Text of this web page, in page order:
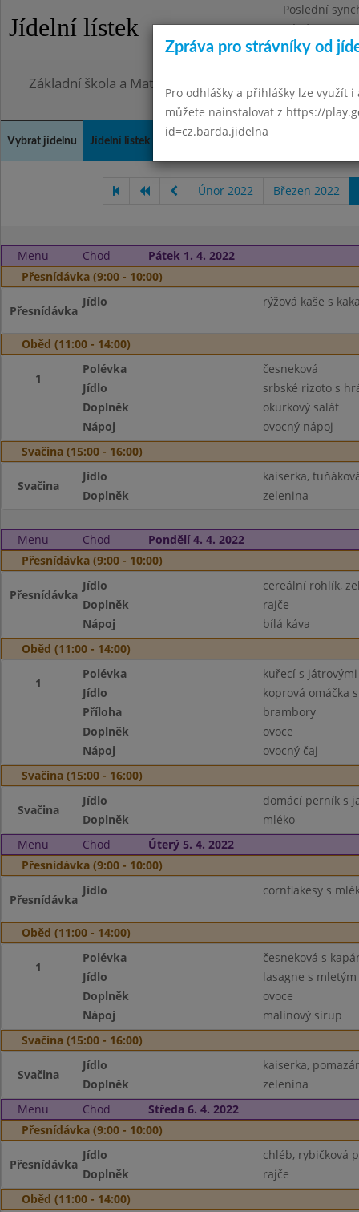
Jídelní lístek
Poslední
Pátek
Omezení
Základní škola a Mateřská škola Město Libavá,
Vybrat jídelnu Jídelní lístek Kontakty a informace
Únor 2022 Březen 2022
Menu Chod
Pátek 1. 4. 2022
Přesnídávka (9:00 - 10:00)
Přesnídávka
Jídlo rýžová kaše s
Oběd (11:00 - 14:00)
1
Polévka
česneková
Jídlo
srbské rizoto s
Doplněk
okurkový salát
Nápoj
ovocný nápoj
Svačina (15:00 - 16:00)
Svačina
Jídlo
kaiserka,
Doplněk
zelenina
Menu Chod
Pondělí 4. 4. 2022
Přesnídávka (9:00 - 10:00)
Přesnídávka
Jídlo
cereální rohlík,
Doplněk
rajče
Nápoj
bílá káva
Oběd (11:00 - 14:00)
1
Polévka
kuřecí s
Jídlo
koprová omáčka
Příloha
brambory
Doplněk
ovoce
Nápoj
ovocný čaj
Svačina (15:00 - 16:00)
Svačina
Jídlo
domácí perník s
Doplněk
mléko
Menu
Chod
Úterý 5. 4. 2022
Přesnídávka (9:00 - 10:00)
Přesnídávka
Jídlo cornflakesy s
Oběd (11:00 - 14:00)
1
Polévka
česneková s
Jídlo
lasagne s
Doplněk
ovoce
Nápoj
malinový sirup
Svačina (15:00 - 16:00)
Svačina
Jídlo
kaiserka,
Doplněk
zelenina
Menu
Chod
Středa 6. 4. 2022
Přesnídávka (9:00 - 10:00)
Přesnídávka
Jídlo
chléb, rybičková
Doplněk
rajče
Oběd (11:00 - 14:00)
Zpráva pro strávníky od
Pro odhlášky a přihlášky lze využít
můžete nainstalovat z https://
id=cz.barda.jidelna